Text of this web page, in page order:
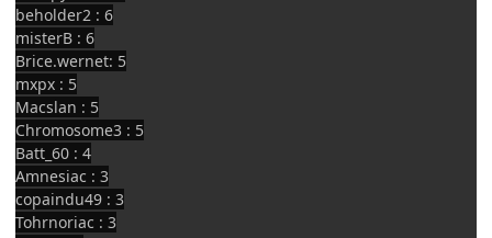
beholder2 : 6
misterB : 6
Brice.wernet: 5
mxpx : 5
Macslan : 5
Chromosome3 : 5
Batt_60 : 4
Amnesiac : 3
copaindu49 : 3
Tohrnoriac : 3